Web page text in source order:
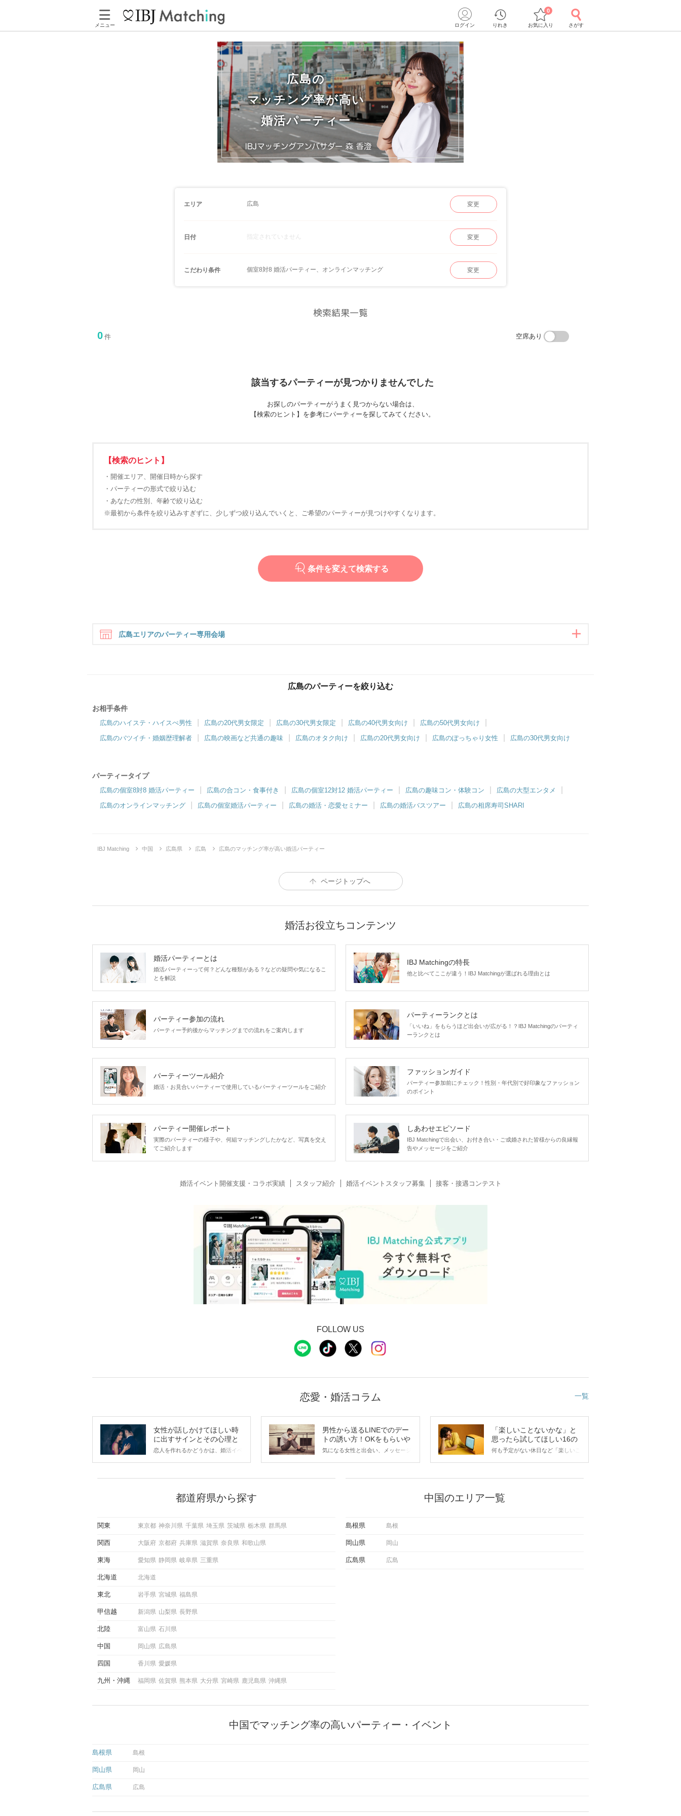
メニュー ログイン りれき お気に入り
0
さがす
広島の
マッチング率が高い
婚活パーティー
エリア 広島 変更
日付 指定されていません 変更
こだわり条件 個室8対8 婚活パーティー、オンラインマッチング 変更
検索結果一覧
0 件 空席あり
該当するパーティーが見つかりませんでした
お探しのパーティーがうまく見つからない場合は、
【検索のヒント】を参考にパーティーを探してみてください。
【検索のヒント】
・開催エリア、開催日時から探す
・パーティーの形式で絞り込む
・あなたの性別、年齢で絞り込む
※最初から条件を絞り込みすぎずに、少しずつ絞り込んでいくと、ご希望のパーティーが見つけやすくなります。
条件を変えて検索する
広島エリアのパーティー専用会場
サンマリエ 広島サロン
ツヴァイ広島
広島のパーティーを絞り込む
お相手条件
広島のハイステ・ハイスぺ男性 広島の20代男女限定 広島の30代男女限定 広島の40代男女向け
広島の50代男女向け
広島のバツイチ・婚姻歴理解者
広島の映画など共通の趣味 広島のオタク向け 広島の20代男女向け 広島のぽっちゃり女性 広島の30代男女向け
パーティータイプ
広島の個室8対8 婚活パーティー 広島の合コン・食事付き 広島の個室12対12 婚活パーティー 広島の趣味コン・体験コン
広島の大型エンタメ
広島のオンラインマッチング
広島の個室婚活パーティー 広島の婚活・恋愛セミナー 広島の婚活バスツアー 広島の相席寿司SHARI
IBJ Matching 中国 広島県 広島 広島のマッチング率が高い婚活パーティー
ページトップへ
婚活お役立ちコンテンツ
婚活パーティーとは
婚活パーティーって何？どんな種類がある？などの疑問や気になるこ
とを解説
IBJ Matchingの特長
他と比べてここが違う！IBJ Matchingが選ばれる理由とは
パーティー参加の流れ
パーティー予約後からマッチングまでの流れをご案内します
パーティーランクとは
「いいね」をもらうほど出会いが広がる！？IBJ Matchingのパーティ
ーランクとは
パーティーツール紹介
婚活・お見合いパーティーで使用しているパーティーツールをご紹介
ファッションガイド
パーティー参加前にチェック！性別・年代別で好印象なファッション
のポイント
パーティー開催レポート
実際のパーティーの様子や、何組マッチングしたかなど、写真を交え
てご紹介します
しあわせエピソード
IBJ Matchingで出会い、お付き合い・ご成婚された皆様からの良縁報
告やメッセージをご紹介
婚活イベント開催支援・コラボ実績 スタッフ紹介 婚活イベントスタッフ募集 接客・接遇コンテスト
FOLLOW US
恋愛・婚活コラム 一覧
女性が話しかけてほしい時
に出すサインとその心理と
は？
恋人を作れるかどうかは、婚活イベ
から恋人作りを本格的に始めようと
している方は、女性が異性を求めて
この記事では、女性が話しかけて欲
しく解説した後、婚活イベントで実
ような行動に繋げるべきかをご紹介
男性から送るLINEでのデー
トの誘い方！OKをもらいや
すいメッセージのコツは？
気になる女性と出会い、メッセージ
も混じえながら解説するので、ぜひ
「楽しいことないかな」と
思ったら試してほしい16の
こと
何も予定がない休日など「楽しいこ
になれる対処法から、恋愛・自分磨
き・趣味などジャンル別の楽しいこ
都道府県から探す
関東 東京都 神奈川県 千葉県 埼玉県 茨城県 栃木県 群馬県
関西 大阪府 京都府 兵庫県 滋賀県 奈良県 和歌山県
東海 愛知県 静岡県 岐阜県 三重県
北海道 北海道
東北 岩手県 宮城県 福島県
甲信越 新潟県 山梨県 長野県
北陸 富山県 石川県
中国 岡山県 広島県
四国 香川県 愛媛県
九州 沖縄 福岡県 佐賀県 熊本県 大分県 宮崎県 鹿児島県 沖縄県
中国のエリア一覧
島根県 島根
岡山県 岡山
広島県 広島
中国でマッチング率の高いパーティー・イベント
島根県 島根
岡山県 岡山
広島県 広島